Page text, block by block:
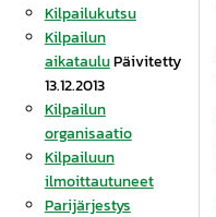
Kilpailukutsu
Kilpailun
aikatauluPäivitetty
13.12.2013
Kilpailun
organisaatio
Kilpailuun
ilmoittautuneet
Parijärjestys